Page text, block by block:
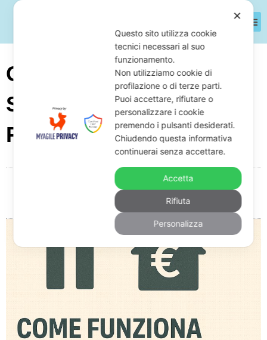
Come Funziona La
Sospensione Del Mutuo
Per Debiti Aziendali
Giuseppe Monardo
09:05
Nessun commento
✕
Questo sito utilizza cookie
tecnici necessari al suo
funzionamento.
Non utilizziamo cookie di
profilazione o di terze parti.
Puoi accettare, rifiutare o
personalizzare i cookie
premendo i pulsanti desiderati.
Chiudendo questa informativa
continuerai senza accettare.
Accetta
Rifiuta
Personalizza